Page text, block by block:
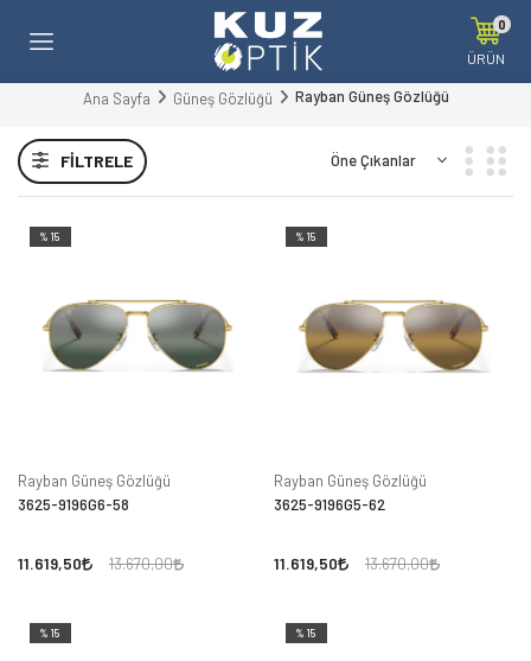
0
ÜRÜN
Ana Sayfa Güneş Gözlüğü Rayban Güneş Gözlüğü
FILTRELE
%15
Rayban Güneş Gözlüğü
3625-9196G6-58
11.619,50 13.670,00
%15
Rayban Güneş Gözlüğü
3625-9196G5-62
11.619,50 13.670,00
%15 %15